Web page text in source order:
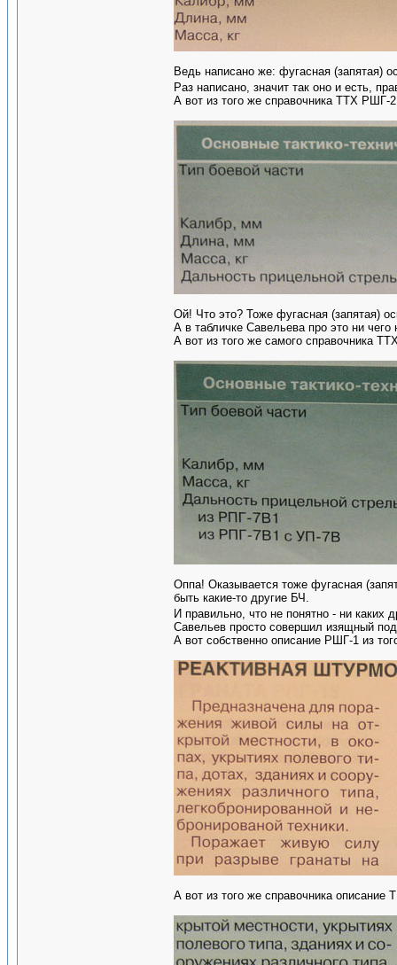
Ведь написано же: фугасная (запятая)
Раз написано, значит так оно и есть,
А вот из того же справочника ТТХ РШГ-2
Ой! Что это? Тоже фугасная (запятая)
А в табличке Савельева про это ни чего
А вот из того же самого справочника
Оппа! Оказывается тоже фугасная
быть какие-то другие БЧ.
И правильно, что не понятно - ни каких
Савельев просто совершил изящный
А вот собственно описание РШГ-1 из
А вот из того же справочника описание